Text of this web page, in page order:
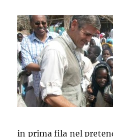
in prima fila nel